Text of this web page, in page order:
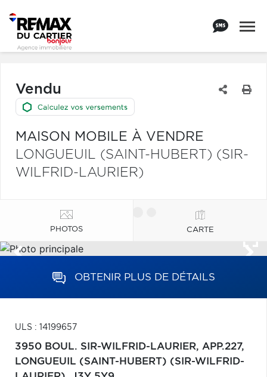
Vendu
MAISON MOBILE À VENDRE
LONGUEUIL (SAINT-HUBERT) (SIR-
WILFRID-LAURIER)
PHOTOS CARTE
OBTENIR PLUS DE DÉTAILS
ULS : 14199657
3950 BOUL. SIR-WILFRID-LAURIER, APP.227,
LONGUEUIL (SAINT-HUBERT) (SIR-WILFRID-